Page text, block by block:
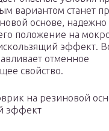
вариантом станет
основе, надежно
положение на
эффект.
отменное
свойство.
на резиновой
эффект